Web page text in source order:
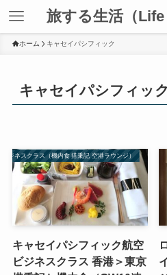
旅する生活（Life
ホーム キャセイパシフィック
キャセイパシフィック
ビジネスクラス（機内食 搭乗記 空港ラウンジ）
キャセイパシフィック航空
ビジネスクラス 香港＞東京